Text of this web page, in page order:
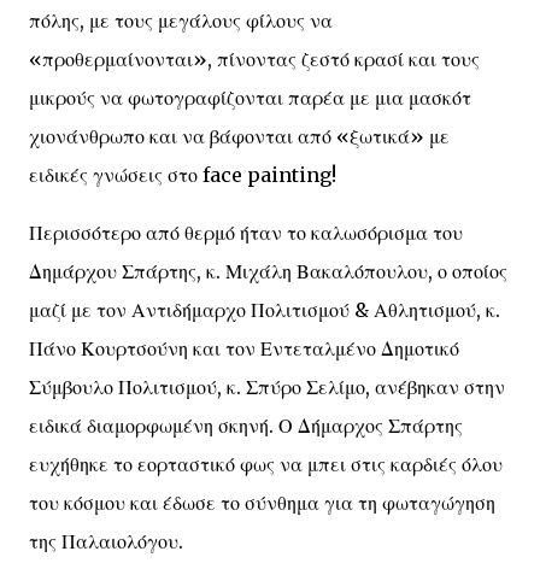
πόλης, με τους μεγάλους φίλους να
«προθερμαίνονται», πίνοντας ζεστό κρασί και τους
μικρούς να φωτογραφίζονται παρέα με μια μασκότ
χιονάνθρωπο και να βάφονται από «ξωτικά» με
ειδικές γνώσεις στο face painting!
Περισσότερο από θερμό ήταν το καλωσόρισμα του
Δημάρχου Σπάρτης, κ. Μιχάλη Βακαλόπουλου, ο οποίος
μαζί με τον Αντιδήμαρχο Πολιτισμού & Αθλητισμού, κ.
Πάνο Κουρτσούνη και τον Εντεταλμένο Δημοτικό
Σύμβουλο Πολιτισμού, κ. Σπύρο Σελίμο, ανέβηκαν στην
ειδικά διαμορφωμένη σκηνή. Ο Δήμαρχος Σπάρτης
ευχήθηκε το εορταστικό φως να μπει στις καρδιές όλου
του κόσμου και έδωσε το σύνθημα για τη φωταγώγηση
της Παλαιολόγου.